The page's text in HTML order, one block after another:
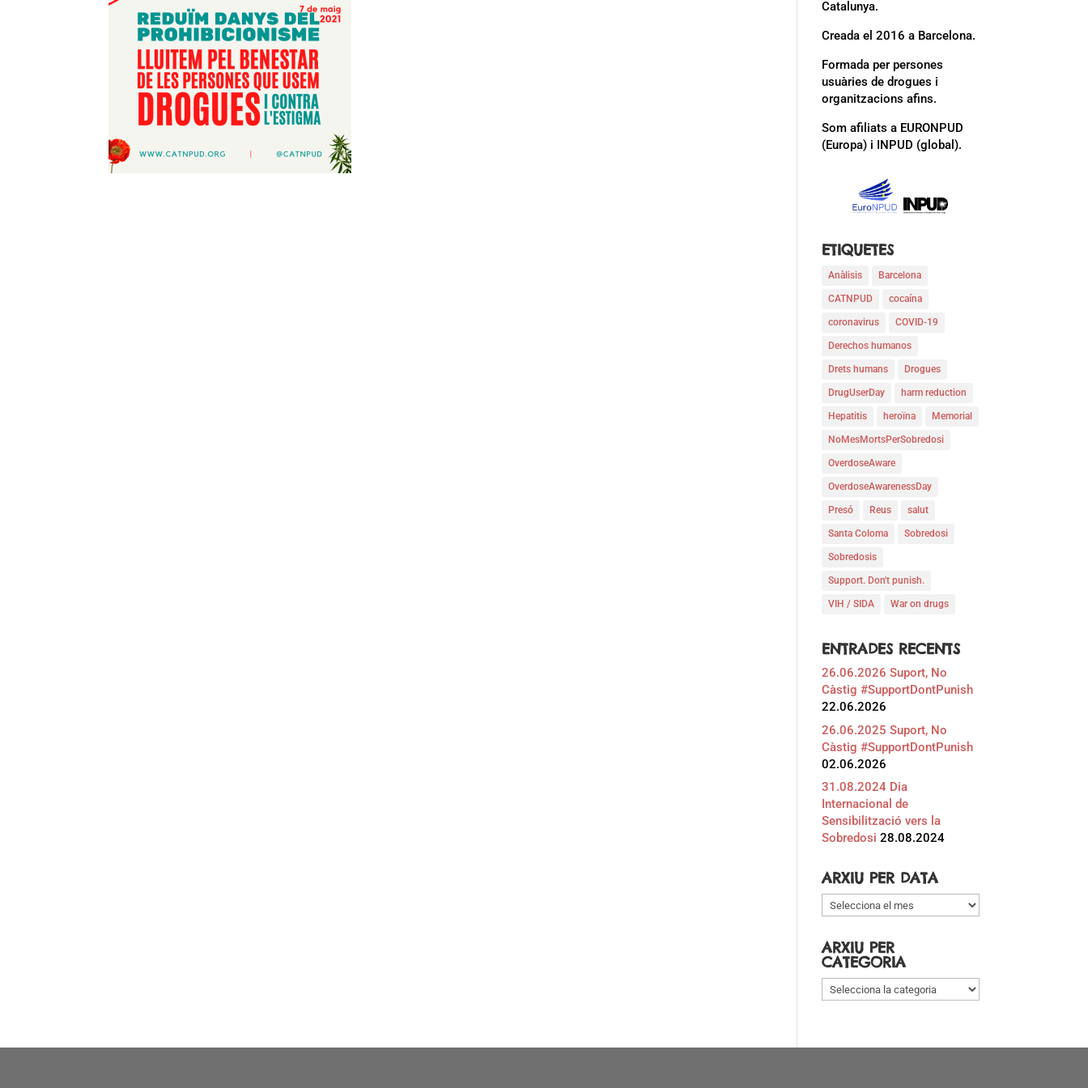
Catalunya.
Creada el 2016 a Barcelona.
Formada per persones
usuàries de drogues i
organitzacions afins.
Som afiliats a EURONPUD
(Europa) i INPUD (global).
ETIQUETES
Anàlisis Barcelona
CATNPUD cocaína
coronavirus COVID-19
Derechos humanos
Drets humans Drogues
DrugUserDay harm reduction
Hepatitis heroïna Memorial
NoMesMortsPerSobredosi
OverdoseAware
OverdoseAwarenessDay
Presó Reus salut
Santa Coloma Sobredosi
Sobredosis
Support. Don't punish.
VIH / SIDA War on drugs
ENTRADES RECENTS
26.06.2026 Suport, No
Càstig #SupportDontPunish
22.06.2026
26.06.2025 Suport, No
Càstig #SupportDontPunish
02.06.2026
31.08.2024 Dia
Internacional de
Sensibilització vers la
Sobredosi 28.08.2024
ARXIU PER DATA
Arxiu
per
ARXIU PER
CATEGORIA
Arxiu
per